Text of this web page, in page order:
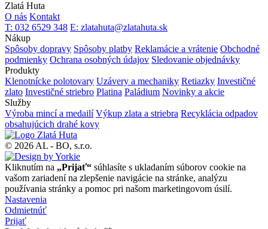
Zlatá Huta
O nás Kontakt
T: 032 6529 348 E: zlatahuta@zlatahuta.sk
Nákup
Spôsoby dopravy Spôsoby platby Reklamácie a vrátenie Obchodné
podmienky Ochrana osobných údajov Sledovanie objednávky
Produkty
Klenotnícke polotovary Uzávery a mechaniky Retiazky Investičné
zlato Investičné striebro Platina Paládium Novinky a akcie
Služby
Výroba mincí a medailí Výkup zlata a striebra Recyklácia odpadov
obsahujúcich drahé kovy
© 2026 AL - BO, s.r.o.
Kliknutím na „Prijať“ súhlasíte s ukladaním súborov cookie na
vašom zariadení na zlepšenie navigácie na stránke, analýzu
používania stránky a pomoc pri našom marketingovom úsilí.
Nastavenia
Odmietnúť
Prijať